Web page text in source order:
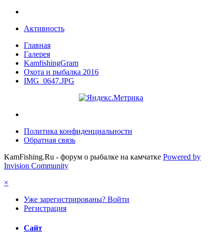
Активность
Главная
Галерея
KamfishingGram
Охота и рыбалка 2016
IMG_0647.JPG
Политика конфиденциальности
Обратная связь
KamFishing.Ru - форум о рыбалке на камчатке Powered by
Invision Community
×
Уже зарегистрированы? Войти
Регистрация
Сайт